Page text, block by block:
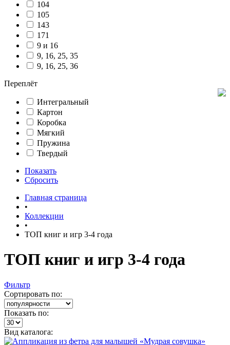
104
105
143
171
9 и 16
9, 16, 25, 35
9, 16, 25, 36
Переплёт
Интегральный
Картон
Коробка
Мягкий
Пружина
Твердый
Показать
Сбросить
Главная страница
•
Коллекции
•
ТОП книг и игр 3-4 года
ТОП книг и игр 3-4 года
Фильтр
Сортировать по:
Показать по:
Вид каталога: